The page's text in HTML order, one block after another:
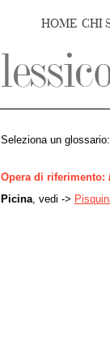
HOME CHI
Seleziona un glossario:
Opera di riferimento:
Picina , vedi ->